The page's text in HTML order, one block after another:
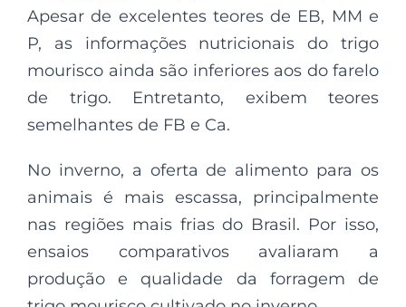
Apesar de excelentes teores de EB, MM e
P, as informações nutricionais do trigo
mourisco ainda são inferiores aos do farelo
de trigo. Entretanto, exibem teores
semelhantes de FB e Ca.
No inverno, a oferta de alimento para os
animais é mais escassa, principalmente
nas regiões mais frias do Brasil. Por isso,
ensaios comparativos avaliaram a
produção e qualidade da forragem de